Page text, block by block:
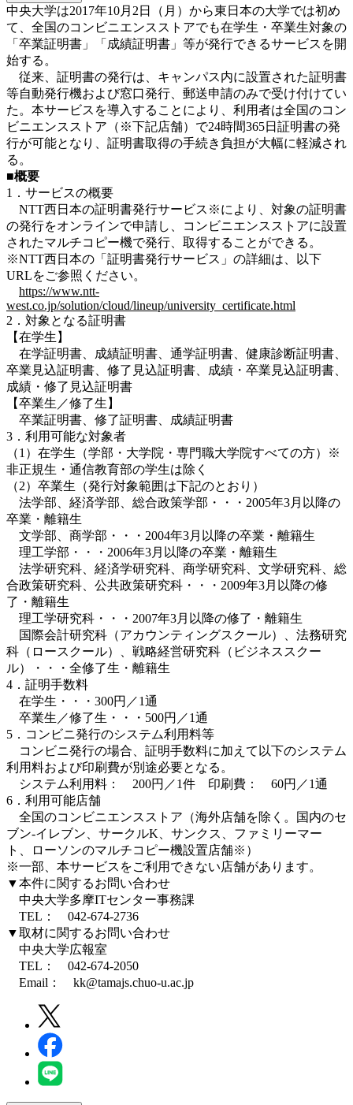
中央大学は2017年10月2日（月）から東日本の大学では初め
て、全国のコンビニエンスストアでも在学生・卒業生対象の
「卒業証明書」「成績証明書」等が発行できるサービスを開
始する。
従来、証明書の発行は、キャンパス内に設置された証明書
等自動発行機および窓口発行、郵送申請のみで受け付けてい
た。本サービスを導入することにより、利用者は全国のコン
ビニエンスストア（※下記店舗）で24時間365日証明書の発
行が可能となり、証明書取得の手続き負担が大幅に軽減され
る。
■概要
1．サービスの概要
NTT西日本の証明書発行サービス※により、対象の証明書
の発行をオンラインで申請し、コンビニエンスストアに設置
されたマルチコピー機で発行、取得することができる。
※NTT西日本の「証明書発行サービス」の詳細は、以下
URLをご参照ください。
https://www.ntt-
west.co.jp/solution/cloud/lineup/university_certificate.html
2．対象となる証明書
【在学生】
在学証明書、成績証明書、通学証明書、健康診断証明書、
卒業見込証明書、修了見込証明書、成績・卒業見込証明書、
成績・修了見込証明書
【卒業生／修了生】
卒業証明書、修了証明書、成績証明書
3．利用可能な対象者
（1）在学生（学部・大学院・専門職大学院すべての方）※
非正規生・通信教育部の学生は除く
（2）卒業生（発行対象範囲は下記のとおり）
法学部、経済学部、総合政策学部・・・2005年3月以降の
卒業・離籍生
文学部、商学部・・・2004年3月以降の卒業・離籍生
理工学部・・・2006年3月以降の卒業・離籍生
法学研究科、経済学研究科、商学研究科、文学研究科、総
合政策研究科、公共政策研究科・・・2009年3月以降の修
了・離籍生
理工学研究科・・・2007年3月以降の修了・離籍生
国際会計研究科（アカウンティングスクール）、法務研究
科（ロースクール）、戦略経営研究科（ビジネススクー
ル）・・・全修了生・離籍生
4．証明手数料
在学生・・・300円／1通
卒業生／修了生・・・500円／1通
5．コンビニ発行のシステム利用料等
コンビニ発行の場合、証明手数料に加えて以下のシステム
利用料および印刷費が別途必要となる。
システム利用料： 200円／1件 印刷費： 60円／1通
6．利用可能店舗
全国のコンビニエンスストア（海外店舗を除く。国内のセ
ブン‐イレブン、サークルK、サンクス、ファミリーマー
ト、ローソンのマルチコピー機設置店舗※）
※一部、本サービスをご利用できない店舗があります。
▼本件に関するお問い合わせ
中央大学多摩ITセンター事務課
TEL： 042-674-2736
▼取材に関するお問い合わせ
中央大学広報室
TEL： 042-674-2050
Email： kk@tamajs.chuo-u.ac.jp